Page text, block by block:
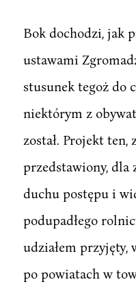
Bok dochodzi, jak
ustawami
stusunek tegoż do
niektórym z
został. Projekt ten,
przedstawiony, dla
duchu postępu i
podupadłego
udziałem przyjęty,
po powiatach w